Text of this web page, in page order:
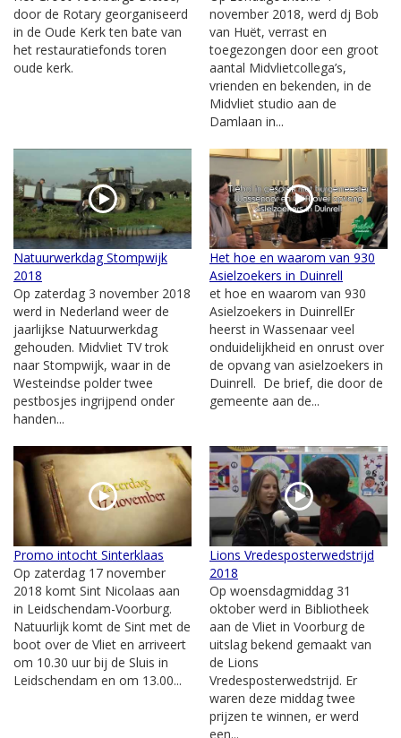
door de Rotary georganiseerd
in de Oude Kerk ten bate van
het restauratiefonds toren
oude kerk.
november 2018, werd dj Bob
van Huët, verrast en
toegezongen door een groot
aantal Midvlietcollega’s,
vrienden en bekenden, in de
Midvliet studio aan de
Damlaan in...
Natuurwerkdag Stompwijk
2018
Op zaterdag 3 november 2018
werd in Nederland weer de
jaarlijkse Natuurwerkdag
gehouden. Midvliet TV trok
naar Stompwijk, waar in de
Westeindse polder twee
pestbosjes ingrijpend onder
handen...
Het hoe en waarom van 930
Asielzoekers in Duinrell
et hoe en waarom van 930
Asielzoekers in DuinrellEr
heerst in Wassenaar veel
onduidelijkheid en onrust over
de opvang van asielzoekers in
Duinrell. De brief, die door de
gemeente aan de...
Promo intocht Sinterklaas
Op zaterdag 17 november
2018 komt Sint Nicolaas aan
in Leidschendam-Voorburg.
Natuurlijk komt de Sint met de
boot over de Vliet en arriveert
om 10.30 uur bij de Sluis in
Leidschendam en om 13.00...
Lions Vredesposterwedstrijd
2018
Op woensdagmiddag 31
oktober werd in Bibliotheek
aan de Vliet in Voorburg de
uitslag bekend gemaakt van
de Lions
Vredesposterwedstrijd. Er
waren deze middag twee
prijzen te winnen, er werd
een...